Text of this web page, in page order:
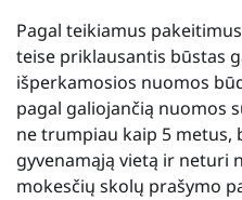
Pagal teikiamus
teise priklausantis būstas
išperkamosios nuomos
pagal galiojančią nuomos
ne trumpiau kaip 5 metus,
gyvenamąją vietą ir neturi
mokesčių skolų prašymo